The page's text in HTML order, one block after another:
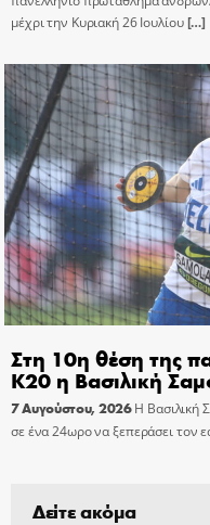
μέχρι την Κυριακή 26 Ιουλίου[…]
Στη 10η θέση της
Κ20 η Βασιλική
7 Αυγούστου, 2026 Η Βασιλική
σε ένα 24ωρο να ξεπεράσει τον
Δείτε ακόμα